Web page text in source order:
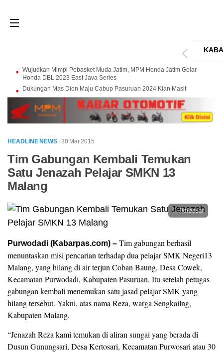
Wujudkan Mimpi Pebasket Muda Jatim, MPM Honda Jatim Gelar
Honda DBL 2023 East Java Series
Dukungan Mas Dion Maju Cabup Pasuruan 2024 Kian Masif
HEADLINE NEWS · 30 Mar 2015
Tim Gabungan Kembali Temukan
Satu Jenazah Pelajar SMKN 13
Malang
Perbesar
Purwodadi (Kabarpas.com) – Tim gabungan berhasil
menuntaskan misi pencarian terhadap dua pelajar SMK Negeri13
Malang, yang hilang di air terjun Coban Baung, Desa Cowek,
Kecamatan Purwodadi, Kabupaten Pasuruan. Itu setelah petugas
gabungan kembali menemukan satu jasad pelajar SMK yang
hilang tersebut. Yakni, atas nama Reza, warga Sengkailng,
Kabupaten Malang.
“Jenazah Reza kami temukan di aliran sungai yang berada di
Dusun Gunungsari, Desa Kertosari, Kecamatan Purwosari atau 30